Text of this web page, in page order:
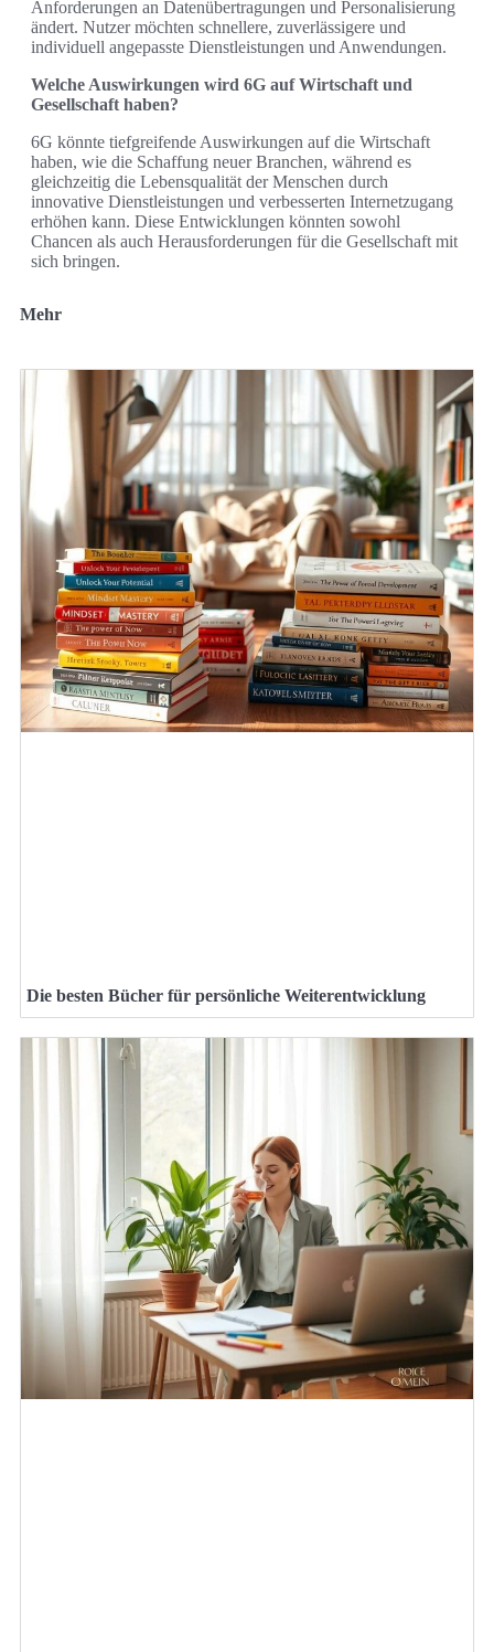
Anforderungen an Datenübertragungen und Personalisierung
ändert. Nutzer möchten schnellere, zuverlässigere und
individuell angepasste Dienstleistungen und Anwendungen.
Welche Auswirkungen wird 6G auf Wirtschaft und
Gesellschaft haben?
6G könnte tiefgreifende Auswirkungen auf die Wirtschaft
haben, wie die Schaffung neuer Branchen, während es
gleichzeitig die Lebensqualität der Menschen durch
innovative Dienstleistungen und verbesserten Internetzugang
erhöhen kann. Diese Entwicklungen könnten sowohl
Chancen als auch Herausforderungen für die Gesellschaft mit
sich bringen.
Mehr
Die besten Bücher für persönliche Weiterentwicklung